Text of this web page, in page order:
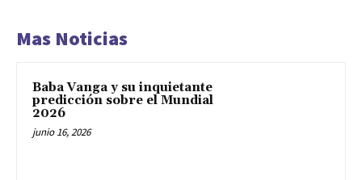
Mas Noticias
Baba Vanga y su inquietante
predicción sobre el Mundial
2026
junio 16, 2026